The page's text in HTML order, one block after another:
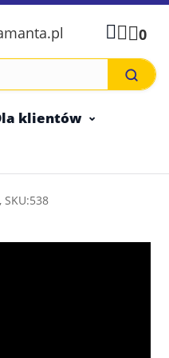
0
klientów